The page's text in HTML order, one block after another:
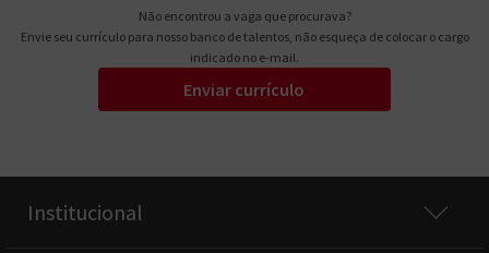
Não encontrou a vaga que procurava?
Envie seu currículo para nosso banco de talentos, não esqueça de colocar o cargo
indicado no e-mail.
Enviar currículo
Institucional